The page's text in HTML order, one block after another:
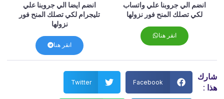
انضم الي جروبنا علي واتساب
لكي تصلك المنح فور نزولها
انقر هنا
انضم ايضا الي جروبنا علي
تليجرام لكي تصلك المنح فور
نزولها
انقر هنا
شارك
هذا :
Facebook
Twitter